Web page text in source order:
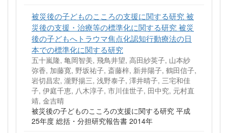
被災後の子どものこころの支援に関する研究 被
災後の支援・治療等の標準化に関する研究 被災
後の子どもへトラウマ焦点化認知行動療法の日
本での標準化に関する研究
五十嵐隆, 亀岡智美, 飛鳥井望, 高田紗英子, 山本紗
弥香, 加藤寛, 野坂祐子, 斎藤梓, 新井陽子, 鶴田信子,
岩切昌宏, 瀧野揚三, 浅野泰子, 澤井晴子, 三宅和佳
子, 伊庭千恵, 八木淳子, 市川佳世子, 田中究, 元村直
靖, 金吉晴
被災後の子どものこころの支援に関する研究 平成
25年度 総括・分担研究報告書 2014年